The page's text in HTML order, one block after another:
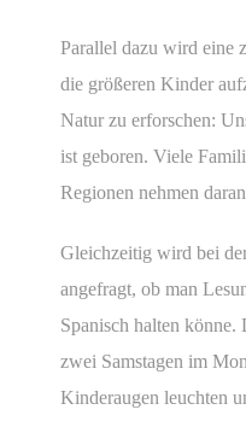
Parallel dazu wird eine
die größeren Kinder
Natur zu erforschen:
ist geboren. Viele
Regionen nehmen
Gleichzeitig wird bei
angefragt, ob man
Spanisch halten könne.
zwei Samstagen im
Kinderaugen leuchten